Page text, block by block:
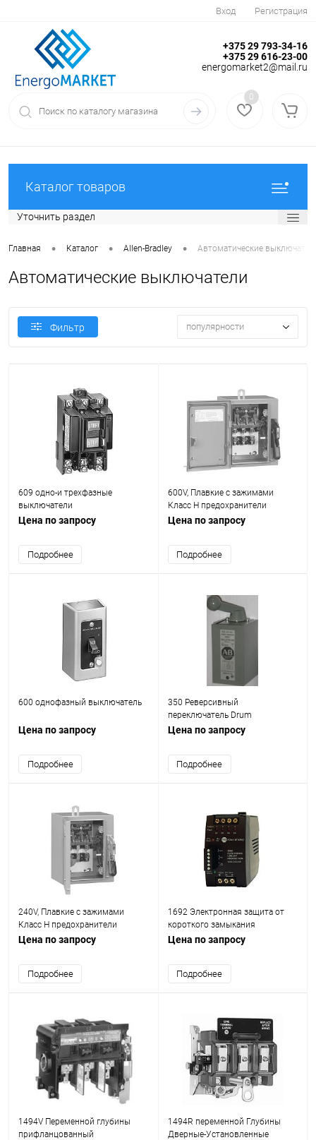
Вход Регистрация
+375 29 793-34-16
+375 29 616-23-00
energomarket2@mail.ru
0
Каталог товаров
Уточнить раздел
Главная • Каталог • Allen-Bradley • Автоматические
Автоматические выключатели
Фильтр популярности
609 одно-и трехфазные
выключатели
Цена по запросу
Подробнее
600V, Плавкие с зажимами
Класс H предохранители
Цена по запросу
Подробнее
600 однофазный выключатель
Цена по запросу
Подробнее
350 Реверсивный
переключатель Drum
Цена по запросу
Подробнее
240V, Плавкие с зажимами
Класс H предохранители
Цена по запросу
Подробнее
1692 Электронная защита от
короткого замыкания
Цена по запросу
Подробнее
1494V Переменной глубины
прифланцованный
1494R переменной Глубины
Дверные-Установленные